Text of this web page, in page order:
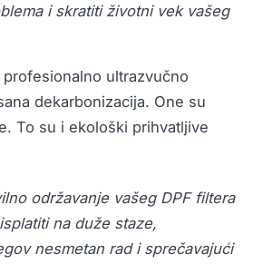
i skratiti životni vek vašeg
ultrazvučno
dekarbonizacija. One su
To su i ekološki prihvatljive
održavanje vašeg DPF filtera
na duže staze,
nesmetan rad i sprečavajući